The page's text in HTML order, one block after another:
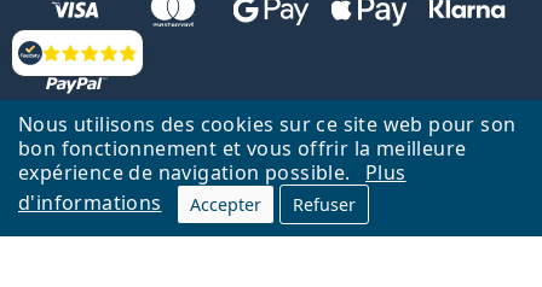
Nous utilisons des cookies sur ce site web pour son
bon fonctionnement et vous offrir la meilleure
expérience de navigation possible.
Plus
d'informations
Accepter Refuser
Évaluation
Retour à la page d'accueil
Haut
Lentiamo.fr est géré et exploité par Lentiamo s.r.o., République
Un service en ligne pour vous depuis 18 ans.